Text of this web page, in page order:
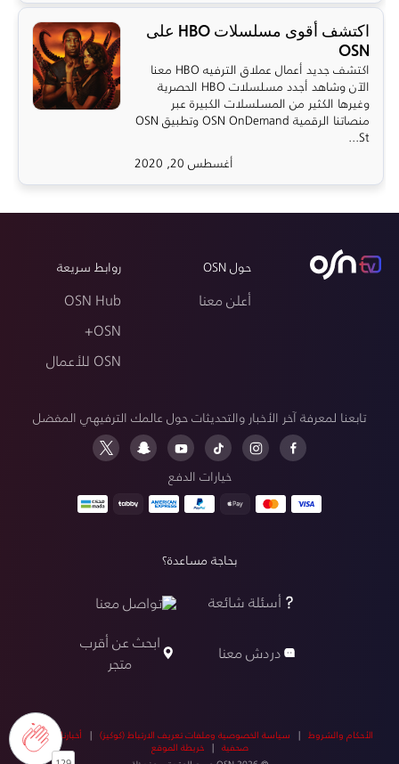
اكتشف أقوى مسلسلات HBO على
OSN
اكتشف جديد أعمال عملاق الترفيه HBO معنا
الآن وشاهد أجدد مسلسلات HBO الحصرية
وغيرها الكثير من المسلسلات الكبيرة عبر
منصاتنا الرقمية OSN OnDemand وتطبيق OSN
St...
أغسطس 20, 2020
حول OSN
أعلن معنا
روابط سريعة
OSN Hub
OSN+
OSN للأعمال
تابعنا لمعرفة آخر الأخبار والتحديثات حول عالمك الترفيهي المفضل
خيارات الدفع
بحاجة مساعدة؟
أسئلة شائعة
تواصل معنا
دردش معنا
ابحث عن أقرب
متجر
الأحكام والشروط | سياسة الخصوصية وملفات تعريف الارتباط (كوكيز) | أخبارنا|أخبار
صحفية |خريطة الموقع